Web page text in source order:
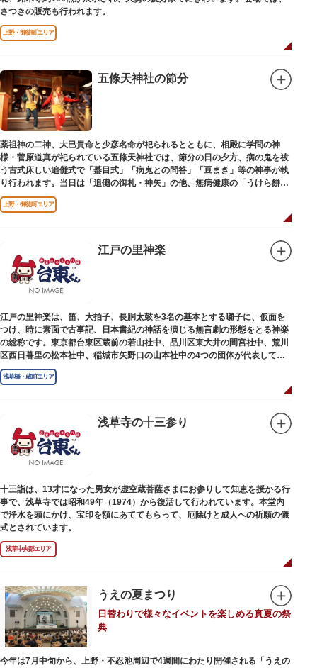
さつきの販売も行われます。
上野・御徒町エリア
五條天神社の節分
薬祖神の二神、大巳貴命と少彦名命が祀られるとともに、相殿に学問の神
様・菅原道真が祀られている五條天神社では、節分の日の夕方、病の鬼を祓
う古式床しい追儺式で「蟇目式」「病鬼との問答」「豆まき」等の神事が執
り行われます。当日は「追儺の御札・神矢」の他、無病健康の「うけら餅」
や「鬼討ち豆・福杓文字」が受けられます。
上野・御徒町エリア
江戸の里神楽
江戸の里神楽は、笛、大拍子、長胴太鼓を3名の基本とする囃子に、仮面を
つけ、時に素面で古事記、日本書紀の神話を演じる無言劇の形態をとる神楽
の総称です。東京都台東区蔵前の若山社中、品川区東大井の間宮社中、荒川
区西日暮里の松本社中、稲城市矢野口の山本社中の4つの団体が代表して、
重要無形民俗文化財に指定されています。
浅草橋・蔵前エリア
浅草寺の十三参り
十三詣は、13才になった男女が虚空蔵菩薩さまにお参りして知恵を授かる行
事で、浅草寺では昭和49年（1974）から復活して行われています。本堂内
で浄水を頭にかけ、宝印を額にあててもらって、厄除けと成人への祈願の儀
式とされています。
浅草中央部エリア
うえの夏まつり
日替わりで様々なイベントを楽しめる真夏の祭
典
今年は7月中旬から、上野・不忍池周辺で4週間にわたり開催される「うえの